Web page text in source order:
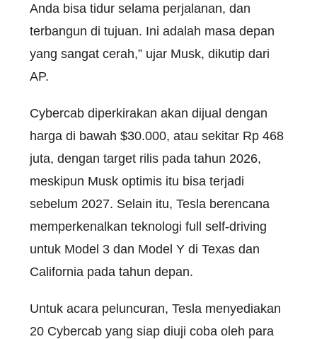
Anda bisa tidur selama perjalanan, dan
terbangun di tujuan. Ini adalah masa depan
yang sangat cerah,” ujar Musk, dikutip dari
AP.
Cybercab diperkirakan akan dijual dengan
harga di bawah $30.000, atau sekitar Rp 468
juta, dengan target rilis pada tahun 2026,
meskipun Musk optimis itu bisa terjadi
sebelum 2027. Selain itu, Tesla berencana
memperkenalkan teknologi full self-driving
untuk Model 3 dan Model Y di Texas dan
California pada tahun depan.
Untuk acara peluncuran, Tesla menyediakan
20 Cybercab yang siap diuji coba oleh para